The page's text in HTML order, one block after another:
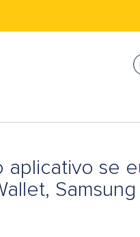
aplicativo se
Samsung